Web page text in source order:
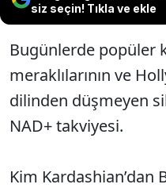
siz seçin! Tıkla ve ekle
Bugünlerde popüler
meraklılarının ve
dilinden düşmeyen
NAD+ takviyesi.
Kim Kardashian’dan